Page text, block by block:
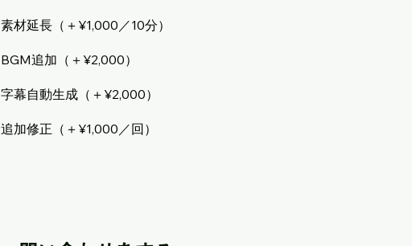
素材延長（＋¥1,000／10分）
BGM追加（＋¥2,000）
字幕自動生成（＋¥2,000）
追加修正（＋¥1,000／回）